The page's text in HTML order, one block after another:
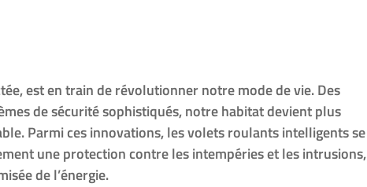
est en train de révolutionner notre mode de vie. Des
de sécurité sophistiqués, notre habitat devient plus
Parmi ces innovations, les volets roulants intelligents se
une protection contre les intempéries et les intrusions,
de l’énergie.